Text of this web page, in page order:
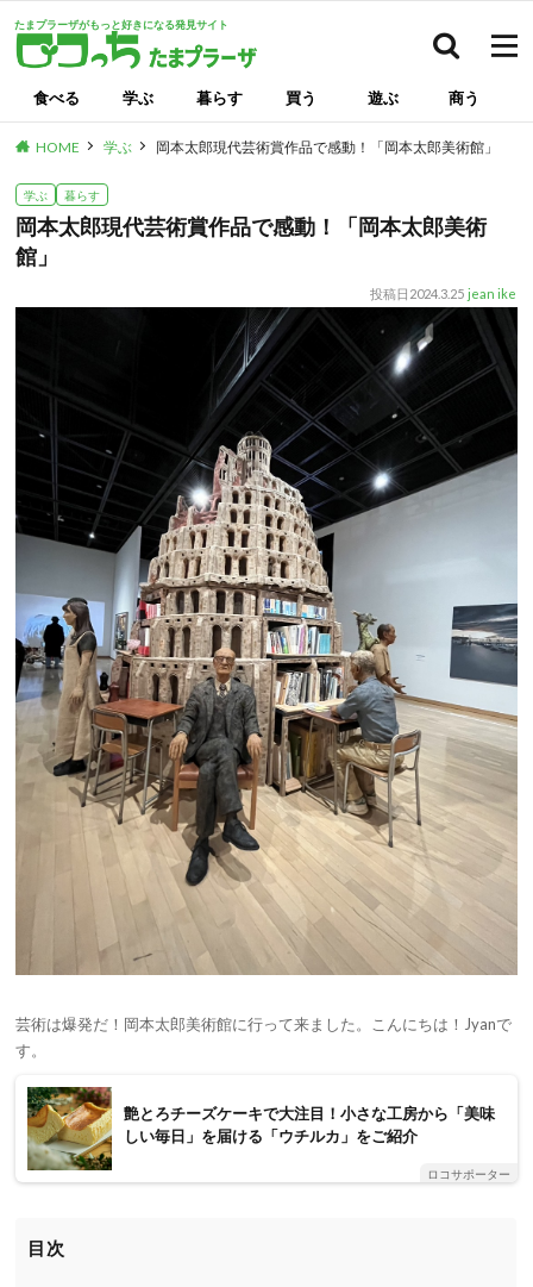
たまプラーザがもっと好きになる発見サイト
食べる 学ぶ 暮らす 買う 遊ぶ 商う
HOME 学ぶ 岡本太郎現代芸術賞作品で感動！「岡本太郎美術館」
学ぶ 暮らす
岡本太郎現代芸術賞作品で感動！「岡本太郎美術
館」
投稿日 2024.3.25 jean ike
芸術は爆発だ！岡本太郎美術館に行って来ました。こんにちは！Jyanで
す。
艶とろチーズケーキで大注目！小さな工房から「美味
しい毎日」を届ける「ウチルカ」をご紹介
ロコサポーター
目次